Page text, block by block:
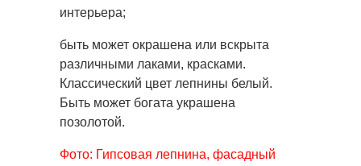
интерьера;
быть может окрашена или вскрыта
различными лаками, красками.
Классический цвет лепнины белый.
Быть может богата украшена
позолотой.
Фото: Гипсовая лепнина, фасадный